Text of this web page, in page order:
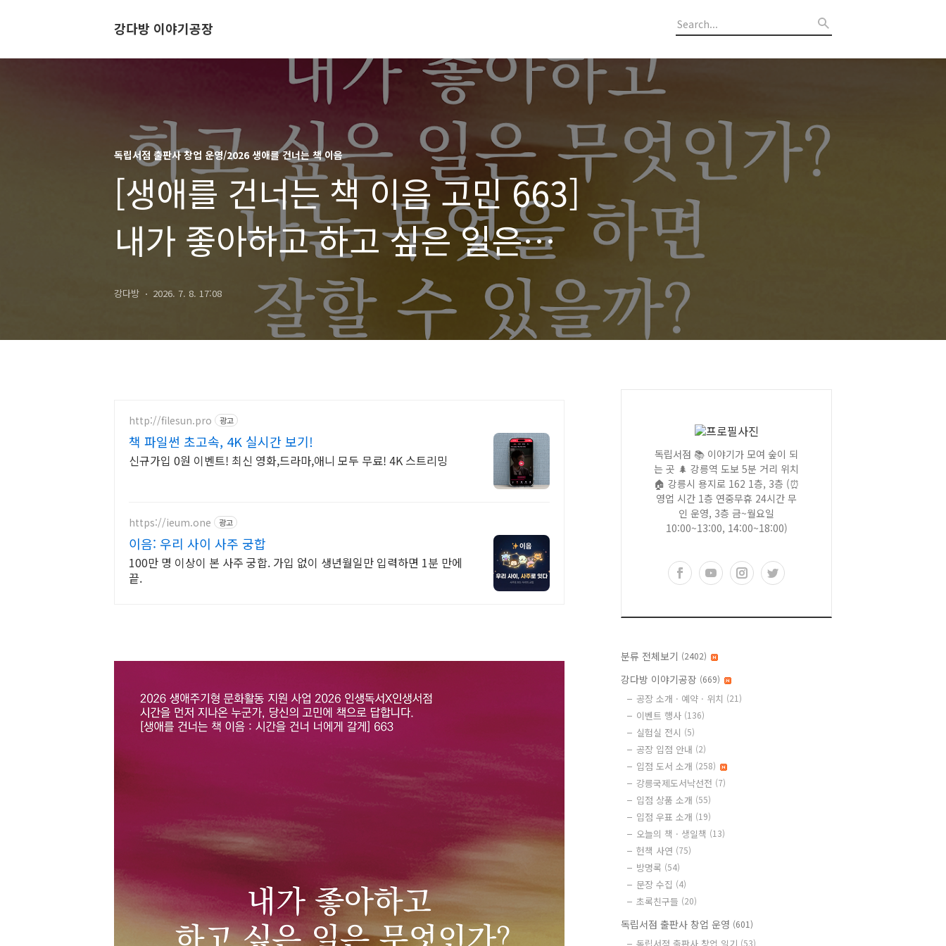
강다방 이야기공장
독립서점 출판사 창업 운영/2026 생애를 건너는 책 이음
[생애를 건너는 책 이음 고민 663]
내가 좋아하고 하고 싶은 일은
무엇인가? 나는 무엇을 하면 잘할 수
있을까?
강다방 2026. 7. 8. 17:08
http://filesun.pro 광고
책 파일썬 초고속, 4K 실시간 보기!
신규가입 0원 이벤트! 최신 영화,드라마,애니 모두 무료! 4K 스트리밍
https://ieum.one 광고
이음: 우리 사이 사주 궁합
100만 명 이상이 본 사주 궁합. 가입 없이 생년월일만 입력하면 1분 만에
끝.
독립서점 📚 이야기가 모여 숲이 되
는 곳 🌲 강릉역 도보 5분 거리 위치
🏠 강릉시 용지로 162 1층, 3층 (⏰
영업 시간 1층 연중무휴 24시간 무
인 운영, 3층 금~월요일
10:00~13:00, 14:00~18:00)
분류 전체보기 (2402)
강다방 이야기공장 (669)
공장 소개 · 예약 · 위치 (21)
이벤트 행사 (136)
실험실 전시 (5)
공장 입점 안내 (2)
입점 도서 소개 (258)
강릉국제도서낙선전 (7)
입점 상품 소개 (55)
입점 우표 소개 (19)
오늘의 책 · 생일책 (13)
헌책 사연 (75)
방명록 (54)
문장 수집 (4)
초록친구들 (20)
독립서점 출판사 창업 운영 (601)
(53)